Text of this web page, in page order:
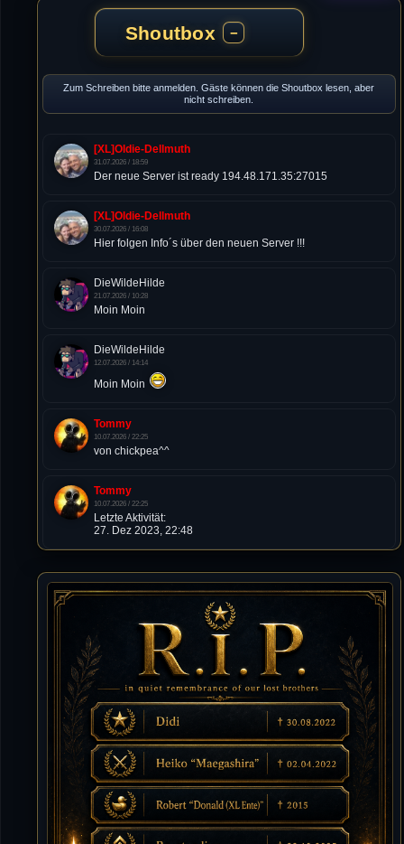
Shoutbox −
Zum Schreiben bitte anmelden. Gäste können die Shoutbox lesen, aber
nicht schreiben.
[XL]Oldie-Dellmuth
31.07.2026 / 18:59
Der neue Server ist ready 194.48.171.35:27015
[XL]Oldie-Dellmuth
30.07.2026 / 16:08
Hier folgen Info´s über den neuen Server !!!
DieWildeHilde
21.07.2026 / 10:28
Moin Moin
DieWildeHilde
12.07.2026 / 14:14
Moin Moin
Tommy
10.07.2026 / 22:25
von chickpea^^
Tommy
10.07.2026 / 22:25
Letzte Aktivität:
27. Dez 2023, 22:48
DieWildeHilde
10.07.2026 / 12:48
Happy Birthday Chickpea
DieWildeHilde
10.07.2026 / 10:08
Hallo meine Lieben!
Isimiyaki
10.07.2026 / 00:34
Alles gute chickpea
Mojochilla
02.07.2026 / 15:53
Was geht aaaaaaaaaaaab